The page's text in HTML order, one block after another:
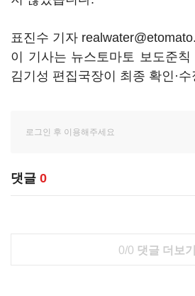
표진수 기자
이 기사는 뉴스토마토 보도준
김기성 편집국장이 최종 확인·
댓글 0
0/0 댓글 더보기